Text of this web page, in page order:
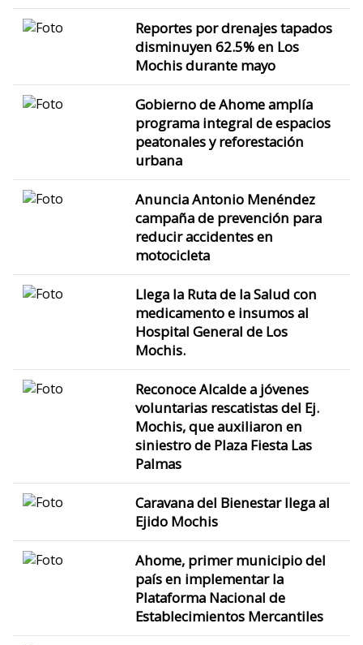
Reportes por drenajes tapados
disminuyen 62.5% en Los
Mochis durante mayo
Gobierno de Ahome amplía
programa integral de espacios
peatonales y reforestación
urbana
Anuncia Antonio Menéndez
campaña de prevención para
reducir accidentes en
motocicleta
Llega la Ruta de la Salud con
medicamento e insumos al
Hospital General de Los
Mochis.
Reconoce Alcalde a jóvenes
voluntarias rescatistas del Ej.
Mochis, que auxiliaron en
siniestro de Plaza Fiesta Las
Palmas
Caravana del Bienestar llega al
Ejido Mochis
Ahome, primer municipio del
país en implementar la
Plataforma Nacional de
Establecimientos Mercantiles